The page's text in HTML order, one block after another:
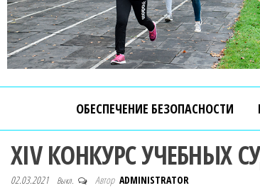
ОБЕСПЕЧЕНИЕ БЕЗОПАСНОСТИ
XIV КОНКУРС УЧЕБНЫХ
02.03.2021 Выкл. Автор ADMINISTRATOR